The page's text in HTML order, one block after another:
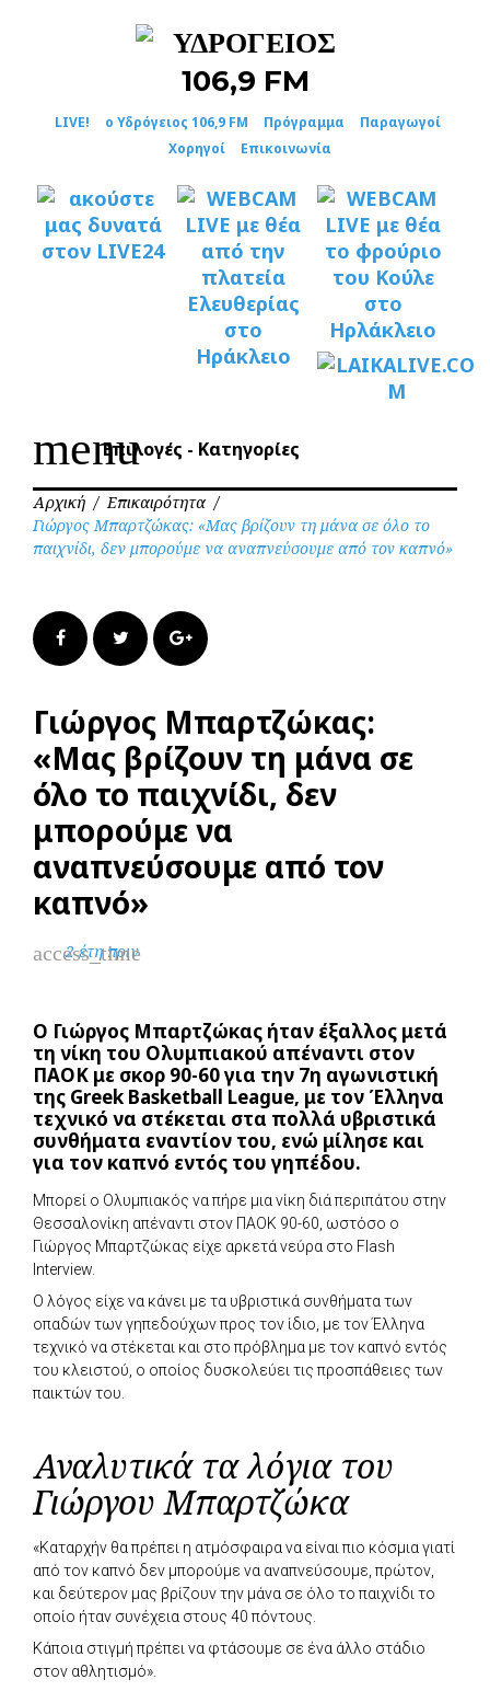
LIVE! ο Υδρόγειος 106,9 FM Πρόγραμμα
Παραγωγοί
Χορηγοί
Επικοινωνία
menuΕπιλογές - Κατηγορίες
Αρχική / Επικαιρότητα /
Γιώργος Μπαρτζώκας: «Μας βρίζουν τη μάνα σε όλο το
παιχνίδι, δεν μπορούμε να αναπνεύσουμε από τον καπνό»
FacebookTwitter Google+
Γιώργος Μπαρτζώκας:
«Μας βρίζουν τη μάνα σε
όλο το παιχνίδι, δεν
μπορούμε να
αναπνεύσουμε από τον
καπνό»
access_time
2 έτη πριν
Ο Γιώργος Μπαρτζώκας ήταν έξαλλος μετά
τη νίκη του Ολυμπιακού απέναντι στον
ΠΑΟΚ με σκορ 90-60 για την 7η αγωνιστική
της Greek Basketball League, με τον Έλληνα
τεχνικό να στέκεται στα πολλά υβριστικά
συνθήματα εναντίον του, ενώ μίλησε και
για τον καπνό εντός του γηπέδου.
Μπορεί ο Ολυμπιακός να πήρε μια νίκη διά περιπάτου στην
Θεσσαλονίκη απέναντι στον ΠΑΟΚ 90-60, ωστόσο ο
Γιώργος Μπαρτζώκας είχε αρκετά νεύρα στο Flash
Interview.
Ο λόγος είχε να κάνει με τα υβριστικά συνθήματα των
οπαδών των γηπεδούχων προς τον ίδιο, με τον Έλληνα
τεχνικό να στέκεται και στο πρόβλημα με τον καπνό εντός
του κλειστού, ο οποίος δυσκολεύει τις προσπάθειες των
παικτών του.
Αναλυτικά τα λόγια του
Γιώργου Μπαρτζώκα
«Καταρχήν θα πρέπει η ατμόσφαιρα να είναι πιο κόσμια γιατί
από τον καπνό δεν μπορούμε να αναπνεύσουμε, πρώτον,
και δεύτερον μας βρίζουν την μάνα σε όλο το παιχνίδι το
οποίο ήταν συνέχεια στους 40 πόντους.
Κάποια στιγμή πρέπει να φτάσουμε σε ένα άλλο στάδιο
στον αθλητισμό».